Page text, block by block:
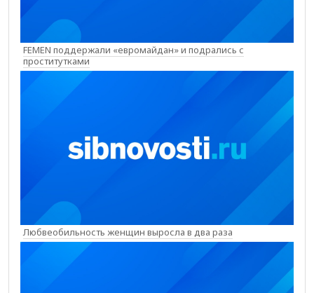
FEMEN поддержали «евромайдан» и подрались с
проститутками
Любвеобильность женщин выросла в два раза